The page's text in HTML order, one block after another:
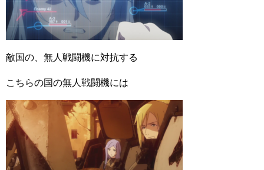
敵国の、無人戦闘機に対抗する
こちらの国の無人戦闘機には